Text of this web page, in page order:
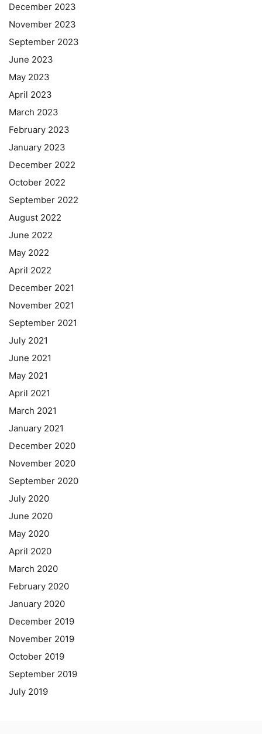
December 2023
November 2023
September 2023
June 2023
May 2023
April 2023
March 2023
February 2023
January 2023
December 2022
October 2022
September 2022
August 2022
June 2022
May 2022
April 2022
December 2021
November 2021
September 2021
July 2021
June 2021
May 2021
April 2021
March 2021
January 2021
December 2020
November 2020
September 2020
July 2020
June 2020
May 2020
April 2020
March 2020
February 2020
January 2020
December 2019
November 2019
October 2019
September 2019
July 2019